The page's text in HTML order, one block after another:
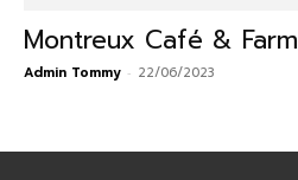
Montreux Café & Farm
Admin Tommy - 22/06/2023